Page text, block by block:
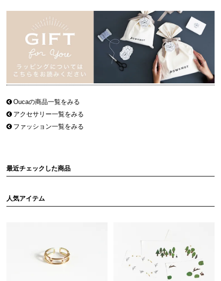
Oucaの商品一覧をみる
アクセサリー一覧をみる
ファッション一覧をみる
最近チェックした商品
人気アイテム